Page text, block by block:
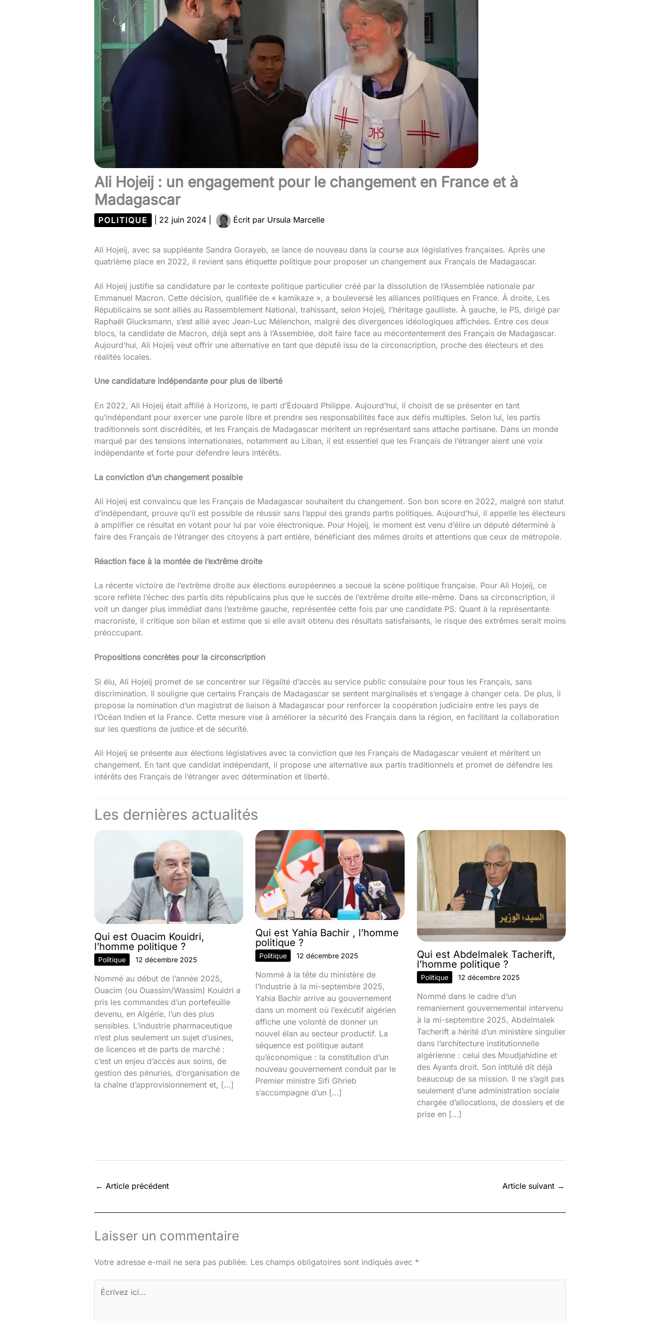
Ali Hojeij : un engagement pour le changement en France et à
Madagascar
POLITIQUE 22 juin 2024 Écrit par Ursula Marcelle
Ali Hojeij, avec sa suppléante Sandra Gorayeb, se lance de nouveau dans la course aux législatives françaises. Après une
quatrième place en 2022, il revient sans étiquette politique pour proposer un changement aux Français de Madagascar.
Ali Hojeij justifie sa candidature par le contexte politique particulier créé par la dissolution de l’Assemblée nationale par
Emmanuel Macron. Cette décision, qualifiée de « kamikaze », a bouleversé les alliances politiques en France. À droite, Les
Républicains se sont alliés au Rassemblement National, trahissant, selon Hojeij, l’héritage gaulliste. À gauche, le PS, dirigé par
Raphaël Glucksmann, s’est allié avec Jean-Luc Mélenchon, malgré des divergences idéologiques affichées. Entre ces deux
blocs, la candidate de Macron, déjà sept ans à l’Assemblée, doit faire face au mécontentement des Français de Madagascar.
Aujourd’hui, Ali Hojeij veut offrir une alternative en tant que député issu de la circonscription, proche des électeurs et des
réalités locales.
Une candidature indépendante pour plus de liberté
En 2022, Ali Hojeij était affilié à Horizons, le parti d’Édouard Philippe. Aujourd’hui, il choisit de se présenter en tant
qu’indépendant pour exercer une parole libre et prendre ses responsabilités face aux défis multiples. Selon lui, les partis
traditionnels sont discrédités, et les Français de Madagascar méritent un représentant sans attache partisane. Dans un monde
marqué par des tensions internationales, notamment au Liban, il est essentiel que les Français de l’étranger aient une voix
indépendante et forte pour défendre leurs intérêts.
La conviction d’un changement possible
Ali Hojeij est convaincu que les Français de Madagascar souhaitent du changement. Son bon score en 2022, malgré son statut
d’indépendant, prouve qu’il est possible de réussir sans l’appui des grands partis politiques. Aujourd’hui, il appelle les électeurs
à amplifier ce résultat en votant pour lui par voie électronique. Pour Hojeij, le moment est venu d’élire un député déterminé à
faire des Français de l’étranger des citoyens à part entière, bénéficiant des mêmes droits et attentions que ceux de métropole.
Réaction face à la montée de l’extrême droite
La récente victoire de l’extrême droite aux élections européennes a secoué la scène politique française. Pour Ali Hojeij, ce
score reflète l’échec des partis dits républicains plus que le succès de l’extrême droite elle-même. Dans sa circonscription, il
voit un danger plus immédiat dans l’extrême gauche, représentée cette fois par une candidate PS. Quant à la représentante
macroniste, il critique son bilan et estime que si elle avait obtenu des résultats satisfaisants, le risque des extrêmes serait moins
préoccupant.
Propositions concrètes pour la circonscription
Si élu, Ali Hojeij promet de se concentrer sur l’égalité d’accès au service public consulaire pour tous les Français, sans
discrimination. Il souligne que certains Français de Madagascar se sentent marginalisés et s’engage à changer cela. De plus, il
propose la nomination d’un magistrat de liaison à Madagascar pour renforcer la coopération judiciaire entre les pays de
l’Océan Indien et la France. Cette mesure vise à améliorer la sécurité des Français dans la région, en facilitant la collaboration
sur les questions de justice et de sécurité.
Ali Hojeij se présente aux élections législatives avec la conviction que les Français de Madagascar veulent et méritent un
changement. En tant que candidat indépendant, il propose une alternative aux partis traditionnels et promet de défendre les
intérêts des Français de l’étranger avec détermination et liberté.
Les dernières actualités
Qui est Ouacim Kouidri,
l’homme politique ?
Politique 12 décembre 2025
Nommé au début de l’année 2025,
Ouacim (ou Ouassim/Wassim) Kouidri a
pris les commandes d’un portefeuille
devenu, en Algérie, l’un des plus
sensibles. L’industrie pharmaceutique
n’est plus seulement un sujet d’usines,
de licences et de parts de marché :
c’est un enjeu d’accès aux soins, de
gestion des pénuries, d’organisation de
la chaîne d’approvisionnement et, […]
Qui est Yahia Bachir , l’homme
politique ?
Politique 12 décembre 2025
Nommé à la tête du ministère de
l’Industrie à la mi-septembre 2025,
Yahia Bachir arrive au gouvernement
dans un moment où l’exécutif algérien
affiche une volonté de donner un
nouvel élan au secteur productif. La
séquence est politique autant
qu’économique : la constitution d’un
nouveau gouvernement conduit par le
Premier ministre Sifi Ghrieb
s’accompagne d’un […]
Qui est Abdelmalek Tacherift,
l’homme politique ?
Politique 12 décembre 2025
Nommé dans le cadre d’un
remaniement gouvernemental intervenu
à la mi-septembre 2025, Abdelmalek
Tacherift a hérité d’un ministère singulier
dans l’architecture institutionnelle
algérienne : celui des Moudjahidine et
des Ayants droit. Son intitulé dit déjà
beaucoup de sa mission. Il ne s’agit pas
seulement d’une administration sociale
chargée d’allocations, de dossiers et de
prise en […]
← Article précédent Article suivant →
Laisser un commentaire
Votre adresse e-mail ne sera pas publiée. Les champs obligatoires sont indiqués avec *
Écrivez
ici…